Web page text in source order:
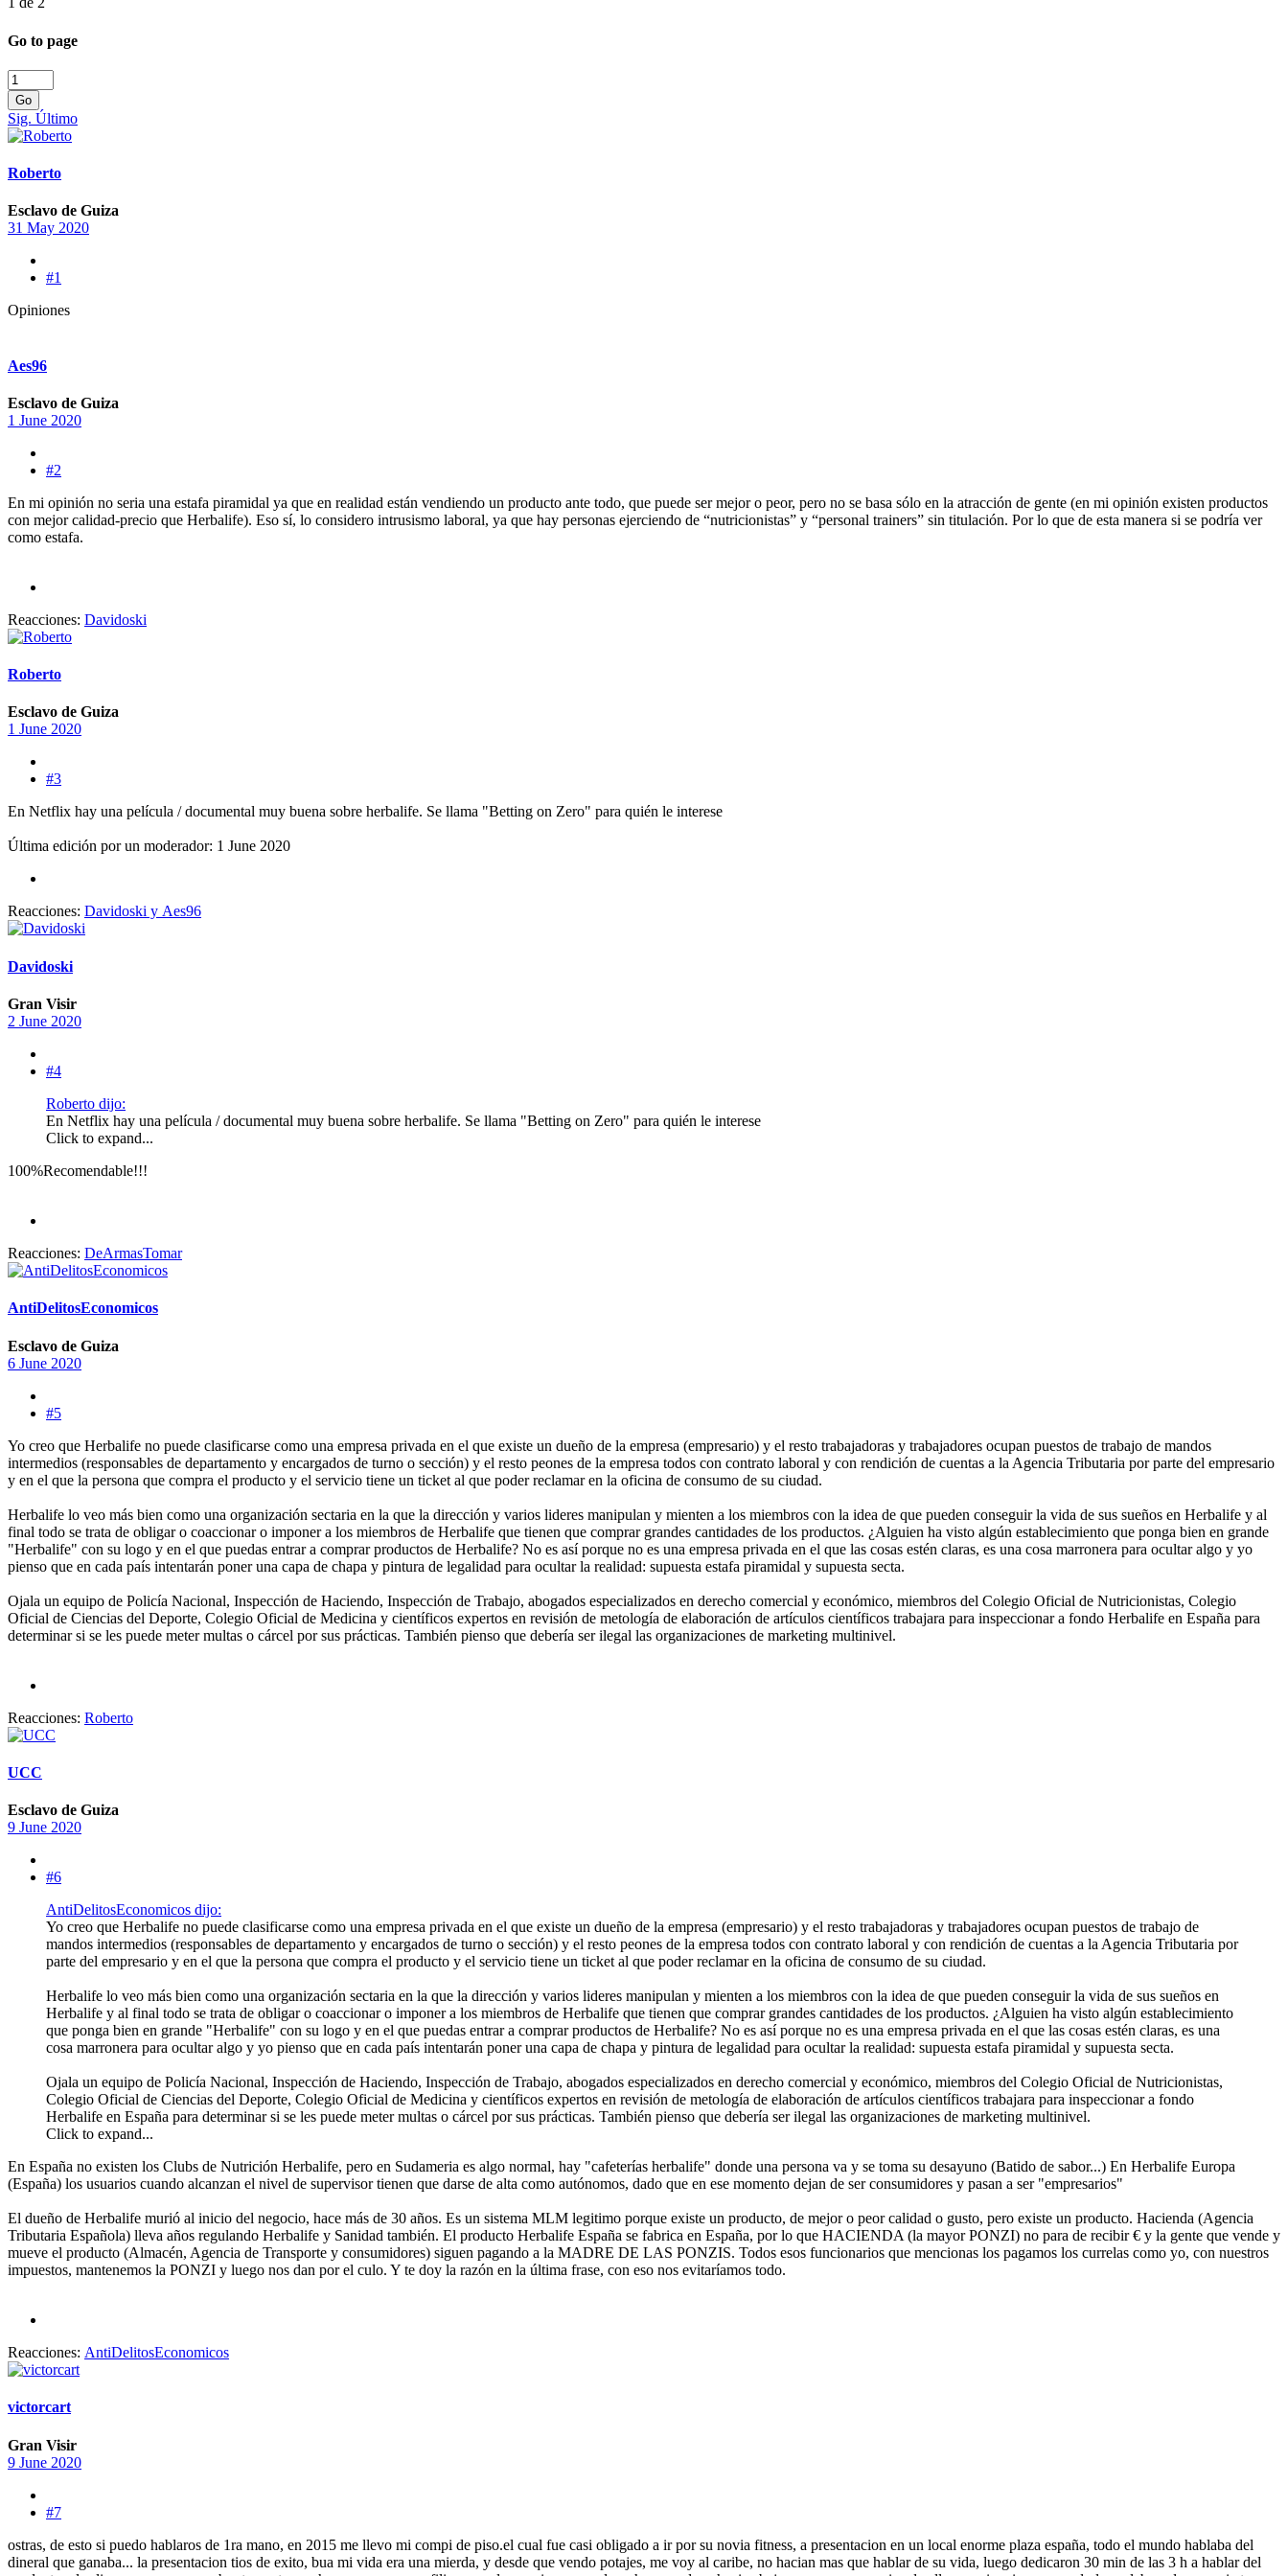
Go to page
Go
Sig. Último
Roberto
Esclavo de Guiza
31 May 2020
#1
Opiniones
Aes96
Esclavo de Guiza
1 June 2020
#2
En mi opinión no seria una estafa piramidal ya que en realidad están vendiendo un producto ante todo, que puede ser mejor o peor, pero no se basa sólo en la atracción de gente (en mi opinión existen productos
con mejor calidad-precio que Herbalife). Eso sí, lo considero intrusismo laboral, ya que hay personas ejerciendo de “nutricionistas” y “personal trainers” sin titulación. Por lo que de esta manera si se podría ver
como estafa.
Reacciones: Davidoski
Roberto
Esclavo de Guiza
1 June 2020
#3
En Netflix hay una película / documental muy buena sobre herbalife. Se llama "Betting on Zero" para quién le interese
Última edición por un moderador: 1 June 2020
Reacciones: Davidoski y Aes96
Davidoski
Gran Visir
2 June 2020
#4
Roberto dijo:
En Netflix hay una película / documental muy buena sobre herbalife. Se llama "Betting on Zero" para quién le interese
Click to expand...
100%Recomendable!!!
Reacciones: DeArmasTomar
AntiDelitosEconomicos
Esclavo de Guiza
6 June 2020
#5
Yo creo que Herbalife no puede clasificarse como una empresa privada en el que existe un dueño de la empresa (empresario) y el resto trabajadoras y trabajadores ocupan puestos de trabajo de mandos
intermedios (responsables de departamento y encargados de turno o sección) y el resto peones de la empresa todos con contrato laboral y con rendición de cuentas a la Agencia Tributaria por parte del empresario
y en el que la persona que compra el producto y el servicio tiene un ticket al que poder reclamar en la oficina de consumo de su ciudad.
Herbalife lo veo más bien como una organización sectaria en la que la dirección y varios lideres manipulan y mienten a los miembros con la idea de que pueden conseguir la vida de sus sueños en Herbalife y al
final todo se trata de obligar o coaccionar o imponer a los miembros de Herbalife que tienen que comprar grandes cantidades de los productos. ¿Alguien ha visto algún establecimiento que ponga bien en grande
"Herbalife" con su logo y en el que puedas entrar a comprar productos de Herbalife? No es así porque no es una empresa privada en el que las cosas estén claras, es una cosa marronera para ocultar algo y yo
pienso que en cada país intentarán poner una capa de chapa y pintura de legalidad para ocultar la realidad: supuesta estafa piramidal y supuesta secta.
Ojala un equipo de Policía Nacional, Inspección de Haciendo, Inspección de Trabajo, abogados especializados en derecho comercial y económico, miembros del Colegio Oficial de Nutricionistas, Colegio
Oficial de Ciencias del Deporte, Colegio Oficial de Medicina y científicos expertos en revisión de metología de elaboración de artículos científicos trabajara para inspeccionar a fondo Herbalife en España para
determinar si se les puede meter multas o cárcel por sus prácticas. También pienso que debería ser ilegal las organizaciones de marketing multinivel.
Reacciones: Roberto
UCC
Esclavo de Guiza
9 June 2020
#6
AntiDelitosEconomicos dijo:
Yo creo que Herbalife no puede clasificarse como una empresa privada en el que existe un dueño de la empresa (empresario) y el resto trabajadoras y trabajadores ocupan puestos de trabajo de
mandos intermedios (responsables de departamento y encargados de turno o sección) y el resto peones de la empresa todos con contrato laboral y con rendición de cuentas a la Agencia Tributaria por
parte del empresario y en el que la persona que compra el producto y el servicio tiene un ticket al que poder reclamar en la oficina de consumo de su ciudad.
Herbalife lo veo más bien como una organización sectaria en la que la dirección y varios lideres manipulan y mienten a los miembros con la idea de que pueden conseguir la vida de sus sueños en
Herbalife y al final todo se trata de obligar o coaccionar o imponer a los miembros de Herbalife que tienen que comprar grandes cantidades de los productos. ¿Alguien ha visto algún establecimiento
que ponga bien en grande "Herbalife" con su logo y en el que puedas entrar a comprar productos de Herbalife? No es así porque no es una empresa privada en el que las cosas estén claras, es una
cosa marronera para ocultar algo y yo pienso que en cada país intentarán poner una capa de chapa y pintura de legalidad para ocultar la realidad: supuesta estafa piramidal y supuesta secta.
Ojala un equipo de Policía Nacional, Inspección de Haciendo, Inspección de Trabajo, abogados especializados en derecho comercial y económico, miembros del Colegio Oficial de Nutricionistas,
Colegio Oficial de Ciencias del Deporte, Colegio Oficial de Medicina y científicos expertos en revisión de metología de elaboración de artículos científicos trabajara para inspeccionar a fondo
Herbalife en España para determinar si se les puede meter multas o cárcel por sus prácticas. También pienso que debería ser ilegal las organizaciones de marketing multinivel.
Click to expand...
En España no existen los Clubs de Nutrición Herbalife, pero en Sudameria es algo normal, hay "cafeterías herbalife" donde una persona va y se toma su desayuno (Batido de sabor...) En Herbalife Europa
(España) los usuarios cuando alcanzan el nivel de supervisor tienen que darse de alta como autónomos, dado que en ese momento dejan de ser consumidores y pasan a ser "empresarios"
El dueño de Herbalife murió al inicio del negocio, hace más de 30 años. Es un sistema MLM legitimo porque existe un producto, de mejor o peor calidad o gusto, pero existe un producto. Hacienda (Agencia
Tributaria Española) lleva años regulando Herbalife y Sanidad también. El producto Herbalife España se fabrica en España, por lo que HACIENDA (la mayor PONZI) no para de recibir € y la gente que vende y
mueve el producto (Almacén, Agencia de Transporte y consumidores) siguen pagando a la MADRE DE LAS PONZIS. Todos esos funcionarios que mencionas los pagamos los currelas como yo, con nuestros
impuestos, mantenemos la PONZI y luego nos dan por el culo. Y te doy la razón en la última frase, con eso nos evitaríamos todo.
Reacciones: AntiDelitosEconomicos
victorcart
Gran Visir
9 June 2020
#7
ostras, de esto si puedo hablaros de 1ra mano, en 2015 me llevo mi compi de piso.el cual fue casi obligado a ir por su novia fitness, a presentacion en un local enorme plaza españa, todo el mundo hablaba del
dineral que ganaba... la presentacion tios de exito, bua mi vida era una mierda, y desde que vendo potajes, me voy al caribe, no hacian mas que hablar de su vida, luego dedicaron 30 min de las 3 h a hablar del